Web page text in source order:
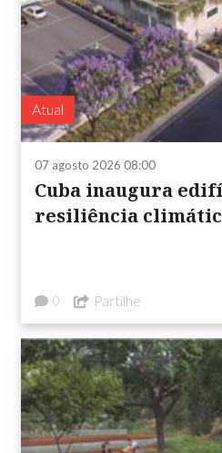
Atual
07 agosto 2026 08:00
Cuba inaugura
resiliência
0 Partilhe